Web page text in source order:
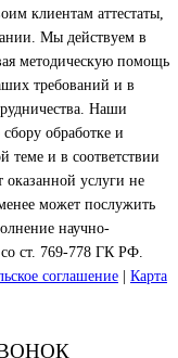
клиентам аттестаты,
Мы действуем в
методическую помощь
требований и в
Наши
обработке и
теме и в соответствии
оказанной услуги не
может послужить
научно-
со ст. 769-778 ГК РФ.
соглашение
Карта